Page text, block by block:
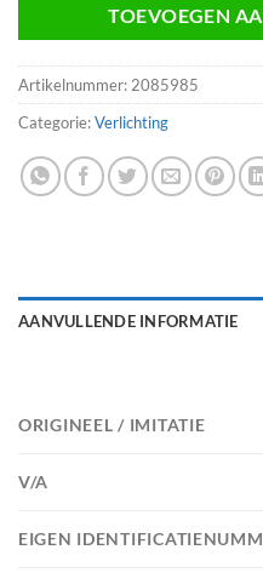
TOEVOEGEN
Artikelnummer: 2085985
Categorie:Verlichting
AANVULLENDE INFORMATIE
ORIGINEEL / IMITATIE
V/A
EIGEN